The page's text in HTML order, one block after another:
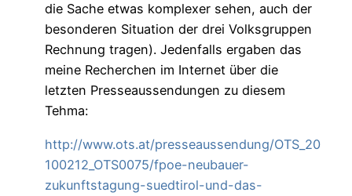
die Sache etwas komplexer sehen, auch der
besonderen Situation der drei Volksgruppen
Rechnung tragen). Jedenfalls ergaben das
meine Recherchen im Internet über die
letzten Presseaussendungen zu diesem
Tehma:
http://www.ots.at/presseaussendung/OTS_20
100212_OTS0075/fpoe-neubauer-
zukunftstagung-suedtirol-und-das-